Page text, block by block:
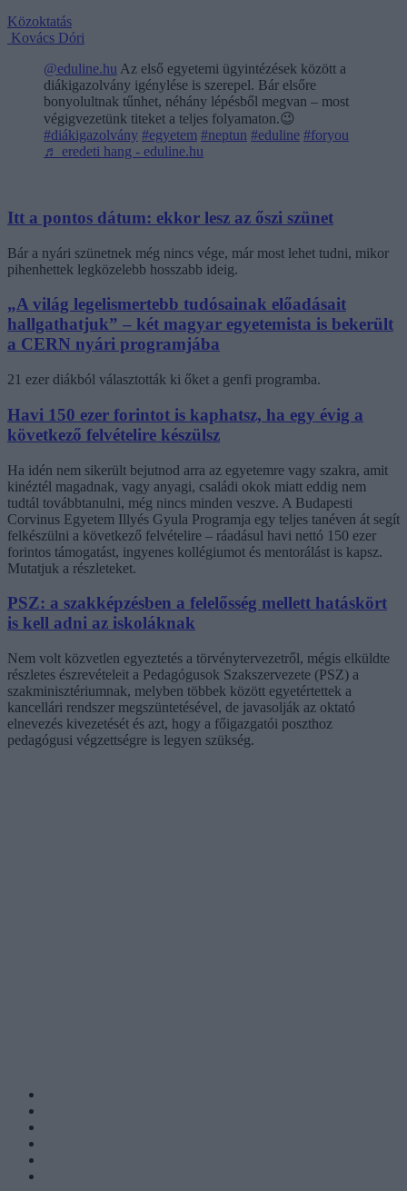
Közoktatás
Kovács Dóri
@eduline.hu Az első egyetemi ügyintézések között a
diákigazolvány igénylése is szerepel. Bár elsőre
bonyolultnak tűnhet, néhány lépésből megvan – most
végigvezetünk titeket a teljes folyamaton.😉
#diákigazolvány #egyetem #neptun #eduline #foryou
♬ eredeti hang - eduline.hu
Itt a pontos dátum: ekkor lesz az őszi szünet
Bár a nyári szünetnek még nincs vége, már most lehet tudni, mikor
pihenhettek legközelebb hosszabb ideig.
„A világ legelismertebb tudósainak előadásait
hallgathatjuk” – két magyar egyetemista is bekerült
a CERN nyári programjába
21 ezer diákból választották ki őket a genfi programba.
Havi 150 ezer forintot is kaphatsz, ha egy évig a
következő felvételire készülsz
Ha idén nem sikerült bejutnod arra az egyetemre vagy szakra, amit
kinéztél magadnak, vagy anyagi, családi okok miatt eddig nem
tudtál továbbtanulni, még nincs minden veszve. A Budapesti
Corvinus Egyetem Illyés Gyula Programja egy teljes tanéven át segít
felkészülni a következő felvételire – ráadásul havi nettó 150 ezer
forintos támogatást, ingyenes kollégiumot és mentorálást is kapsz.
Mutatjuk a részleteket.
PSZ: a szakképzésben a felelősség mellett hatáskört
is kell adni az iskoláknak
Nem volt közvetlen egyeztetés a törvénytervezetről, mégis elküldte
részletes észrevételeit a Pedagógusok Szakszervezete (PSZ) a
szakminisztériumnak, melyben többek között egyetértettek a
kancellári rendszer megszüntetésével, de javasolják az oktató
elnevezés kivezetését és azt, hogy a főigazgatói poszthoz
pedagógusi végzettségre is legyen szükség.